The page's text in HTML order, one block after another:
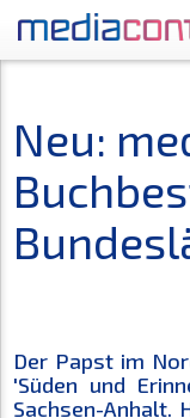
Neu:
Der Papst im
'Süden und
Sachsen-Anhalt.